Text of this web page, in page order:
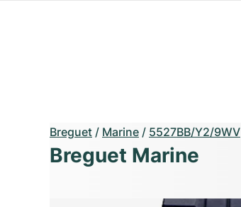
Breguet / Marine / 5527BB/Y2/9WV
Breguet Marine